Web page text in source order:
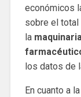
económicos
sobre el total
la
los datos de
En cuanto a